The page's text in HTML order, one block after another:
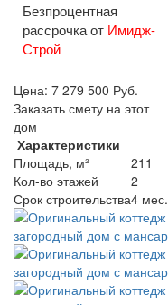
Безпроцентная
рассрочка от Имидж-
Строй
Цена: 7 279 500 Руб.
Заказать смету на этот
дом
Характеристики
Площадь, м²
211
Кол-во этажей
2
Срок строительства4 мес.